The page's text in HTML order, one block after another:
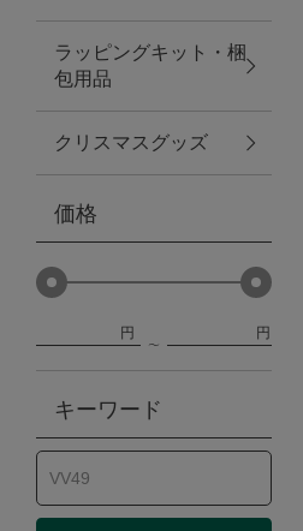
紅茶・フード
防災グッズ・非常食
トレーニング
ヴィンテージ
ラッピングキット・梱
包用品
クリスマスグッズ
価格
円 円
キーワード